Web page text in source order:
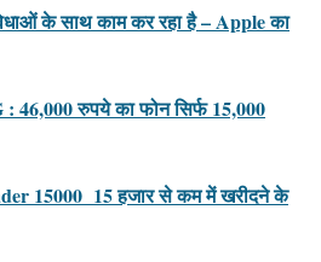
के साथ काम कर रहा है – Apple का
46,000 रुपये का फोन सिर्फ 15,000
15000 15 हजार से कम में खरीदने के